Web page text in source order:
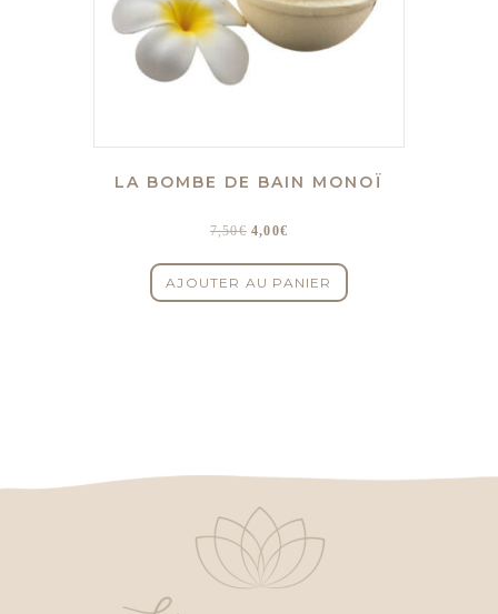
LA BOMBE DE BAIN MONOÏ
7,50€ Le
initial
était :
4,00€
actuel
est :
AJOUTER AU PANIER